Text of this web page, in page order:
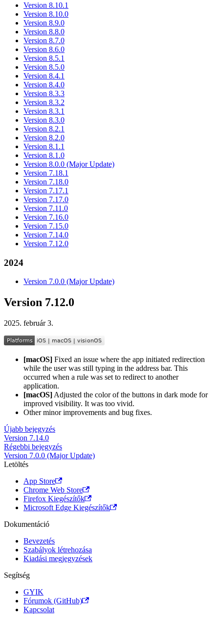
Version 8.10.1
Version 8.10.0
Version 8.9.0
Version 8.8.0
Version 8.7.0
Version 8.6.0
Version 8.5.1
Version 8.5.0
Version 8.4.1
Version 8.4.0
Version 8.3.3
Version 8.3.2
Version 8.3.1
Version 8.3.0
Version 8.2.1
Version 8.2.0
Version 8.1.1
Version 8.1.0
Version 8.0.0 (Major Update)
Version 7.18.1
Version 7.18.0
Version 7.17.1
Version 7.17.0
Version 7.11.0
Version 7.16.0
Version 7.15.0
Version 7.14.0
Version 7.12.0
2024
Version 7.0.0 (Major Update)
Version 7.12.0
2025. február 3.
[macOS] Fixed an issue where the app initiated redirection
while the user was still typing in the address bar. This
occurred when a rule was set to redirect to another
application.
[macOS] Adjusted the color of the buttons in dark mode for
improved visibility. It was too vivid.
Other minor improvements and bug fixes.
Újabb bejegyzés
Version 7.14.0
Régebbi bejegyzés
Version 7.0.0 (Major Update)
Letöltés
App Store
Chrome Web Store
Firefox Kiegészítők
Microsoft Edge Kiegészítők
Dokumentáció
Bevezetés
Szabályok létrehozása
Kiadási megjegyzések
Segítség
GYIK
Fórumok (GitHub)
Kapcsolat